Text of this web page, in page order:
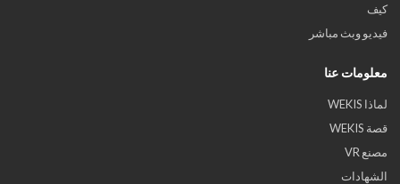
كيف
فيديو وبث مباشر
معلومات عنا
لماذا WEKIS
قصة WEKIS
مصنع VR
الشهادات